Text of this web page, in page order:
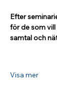
Efter
för de som
samtal och
Visa mer